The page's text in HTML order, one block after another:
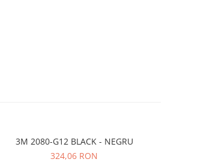
3M 2080-G12 BLACK - NEGRU
324,06 RON